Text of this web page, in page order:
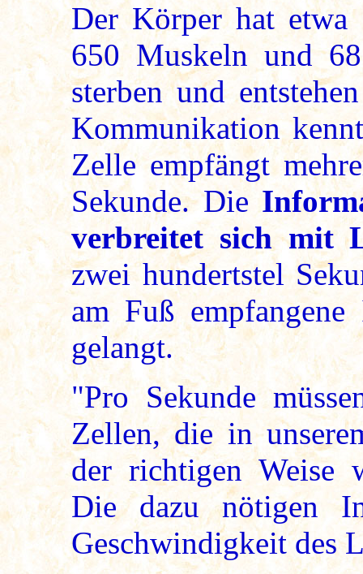
Der Körper hat etwa
650 Muskeln und
sterben und
Kommunikation
Zelle empfängt
Sekunde. Die
verbreitet sich mit
zwei hundertstel
am Fuß
gelangt.
"Pro Sekunde
Zellen, die in
der richtigen Weise
Die dazu nötigen
Geschwindigkeit des